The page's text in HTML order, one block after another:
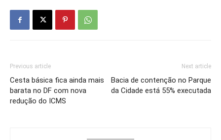
Previous article
Cesta básica fica ainda mais
barata no DF com nova
redução do ICMS
Next article
Bacia de contenção no Parque
da Cidade está 55% executada